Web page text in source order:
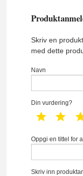
Skriv en
med dette
Navn
Din vurdering?
1 star 2
Oppgi en tittel for
Skriv inn